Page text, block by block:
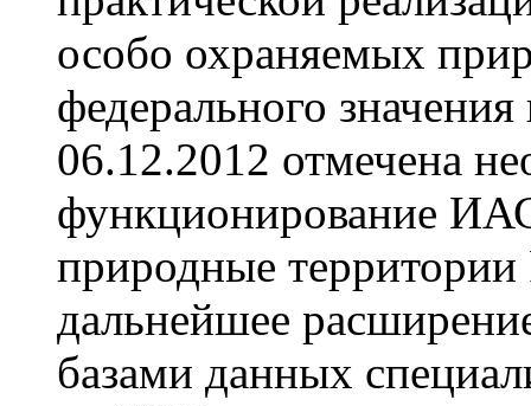
особо охраняемых
федерального
06.12.2012 отмечена
функционирование
природные
дальнейшее
базами данных